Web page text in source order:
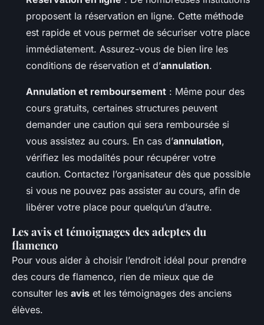
proposent la réservation en ligne. Cette méthode
est rapide et vous permet de sécuriser votre place
immédiatement. Assurez-vous de bien lire les
conditions de réservation et d’annulation.
Annulation et remboursement : Même pour des
cours gratuits, certaines structures peuvent
demander une caution qui sera remboursée si
vous assistez au cours. En cas d’annulation,
vérifiez les modalités pour récupérer votre
caution. Contactez l’organisateur dès que possible
si vous ne pouvez pas assister au cours, afin de
libérer votre place pour quelqu’un d’autre.
Les avis et témoignages des adeptes du
flamenco
Pour vous aider à choisir l’endroit idéal pour prendre
des cours de flamenco, rien de mieux que de
consulter les avis et les témoignages des anciens
élèves.